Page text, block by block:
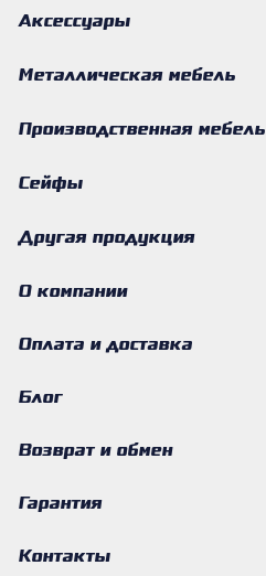
Аксессуары
Металлическая мебель
Производственная мебель
Сейфы
Другая продукция
О компании
Оплата и доставка
Блог
Возврат и обмен
Гарантия
Контакты